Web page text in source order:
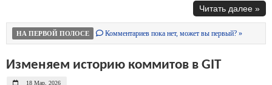
Читать далее »
НА ПЕРВОЙ ПОЛОСЕ Комментариев пока нет, может вы первый? »
Изменяем историю коммитов в GIT
18 Мар, 2026